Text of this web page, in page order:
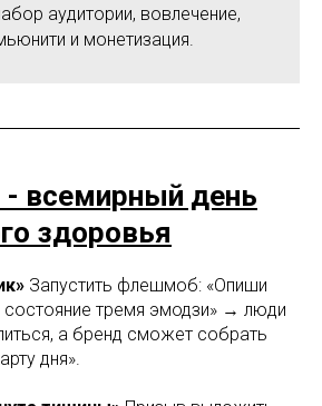
аудитории, вовлечение,
и монетизация.
- всемирный день
здоровья
Запустить флешмоб: «Опиши
тремя эмодзи» → люди
а бренд сможет собрать
дня».